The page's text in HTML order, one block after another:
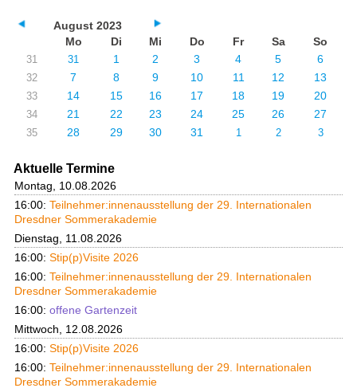
August 2023
Mo
Di Mi Do Fr Sa So
31 31 1 2 3 4 5 6
32 7 8 9 10 11 12 13
33 14 15 16 17 18 19 20
34 21 22 23 24 25 26 27
35 28 29 30 31 1 2 3
Aktuelle Termine
Montag, 10.08.2026
16:00: Teilnehmer:innenausstellung der 29. Internationalen
Dresdner Sommerakademie
Dienstag, 11.08.2026
16:00: Stip(p)Visite 2026
16:00: Teilnehmer:innenausstellung der 29. Internationalen
Dresdner Sommerakademie
16:00: offene Gartenzeit
Mittwoch, 12.08.2026
16:00: Stip(p)Visite 2026
16:00: Teilnehmer:innenausstellung der 29. Internationalen
Dresdner Sommerakademie